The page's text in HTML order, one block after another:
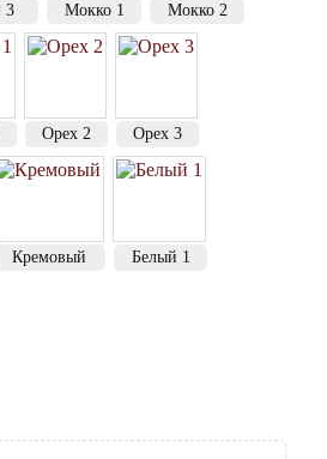
3 Мокко 1 Мокко 2
Орех 2 Орех 3
Кремовый Белый 1